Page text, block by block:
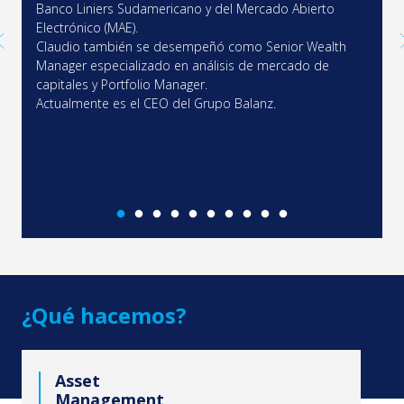
Banco Liniers Sudamericano y del Mercado Abierto
Electrónico (MAE).
Claudio también se desempeñó como Senior Wealth
Manager especializado en análisis de mercado de
capitales y Portfolio Manager.
Actualmente es el CEO del Grupo Balanz.
y
¿Qué hacemos?
Asset
Management